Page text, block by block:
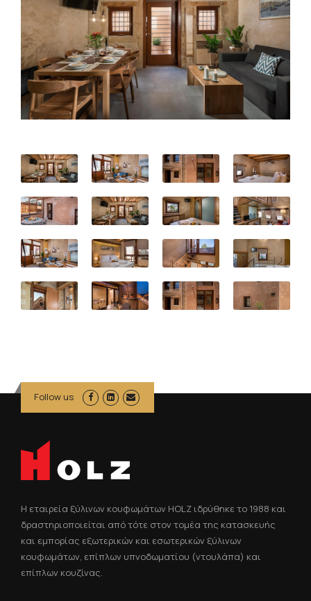
Follow us
Η εταιρεία ξύλινων κουφωμάτων HOLZ ιδρύθηκε το 1988 και
δραστηριοποιείται από τότε στον τομέα της κατασκευής
και εμπορίας εξωτερικών και εσωτερικών ξύλινων
κουφωμάτων, επίπλων υπνοδωματίου (ντουλάπα) και
επίπλων κουζίνας.